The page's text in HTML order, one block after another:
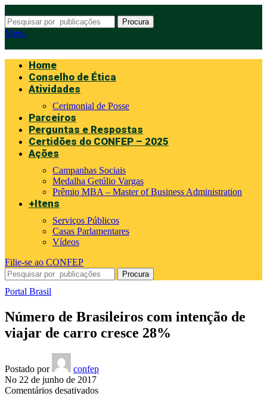
Procura
Menu
Home
Conselho de Ética
Atividades
Cerimonial de Posse
Parceiros
Perguntas e Respostas
Certidões do CONFEP – 2025
Ações
Campanhas Sociais
Medalha Getúlio Vargas
Prêmio MBA – Master of Business Administration
+Itens
Serviços Públicos
Casas Parlamentares
Vídeos
Filie-se ao CONFEP
Procura
Portal Brasil
Número de Brasileiros com intenção de
viajar de carro cresce 28%
Postado por
confep
No 22 de junho de 2017
Comentários desativadosem